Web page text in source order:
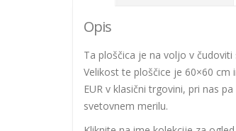
Opis
Ta ploščica je na voljo v
Velikost te ploščice je 60×60 cm
EUR v klasični trgovini, pri nas
svetovnem merilu.